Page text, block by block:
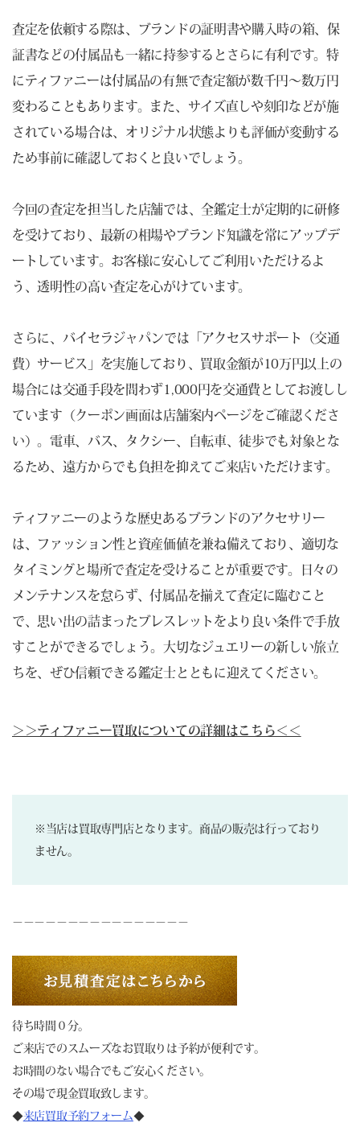
査定を依頼する際は、ブランドの証明書や購入時の箱、保
証書などの付属品も一緒に持参するとさらに有利です。特
にティファニーは付属品の有無で査定額が数千円〜数万円
変わることもあります。また、サイズ直しや刻印などが施
されている場合は、オリジナル状態よりも評価が変動する
ため事前に確認しておくと良いでしょう。
今回の査定を担当した店舗では、全鑑定士が定期的に研修
を受けており、最新の相場やブランド知識を常にアップデ
ートしています。お客様に安心してご利用いただけるよ
う、透明性の高い査定を心がけています。
さらに、バイセラジャパンでは「アクセスサポート（交通
費）サービス」を実施しており、買取金額が10万円以上の
場合には交通手段を問わず1,000円を交通費としてお渡しし
ています（クーポン画面は店舗案内ページをご確認くださ
い）。電車、バス、タクシー、自転車、徒歩でも対象とな
るため、遠方からでも負担を抑えてご来店いただけます。
ティファニーのような歴史あるブランドのアクセサリー
は、ファッション性と資産価値を兼ね備えており、適切な
タイミングと場所で査定を受けることが重要です。日々の
メンテナンスを怠らず、付属品を揃えて査定に臨むこと
で、思い出の詰まったブレスレットをより良い条件で手放
すことができるでしょう。大切なジュエリーの新しい旅立
ちを、ぜひ信頼できる鑑定士とともに迎えてください。
＞＞ティファニー買取についての詳細はこちら＜＜
※当店は買取専門店となります。商品の販売は行っており
ません。
－－－－－－－－－－－－－－－－
待ち時間０分。
ご来店でのスムーズなお買取りは予約が便利です。
お時間のない場合でもご安心ください。
その場で現金買取致します。
◆来店買取予約フォーム◆